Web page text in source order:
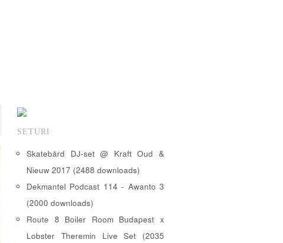
SETURI
Skatebård DJ-set @ Kraft Oud &
Nieuw 2017 (2488 downloads)
Dekmantel Podcast 114 - Awanto 3
(2000 downloads)
Route 8 Boiler Room Budapest x
Lobster Theremin Live Set (2035